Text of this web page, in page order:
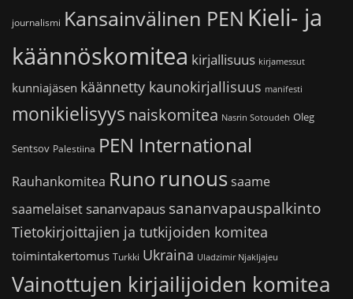
journalismi Kansainvälinen PEN Kieli- ja
käännöskomitea kirjallisuus kirjamessut
kunniajäsen käännetty kaunokirjallisuus manifesti
monikielisyys naiskomitea Nasrin Sotoudeh Oleg
Sentsov Palestiina PEN International
Rauhankomitea Runo runoussaame
saamelaiset sananvapaus sananvapauspalkinto
Tietokirjoittajien ja tutkijoiden komitea
toimintakertomus Turkki Ukraina Uladzimir Njakljajeu
Vainottujen kirjailijoiden komitea